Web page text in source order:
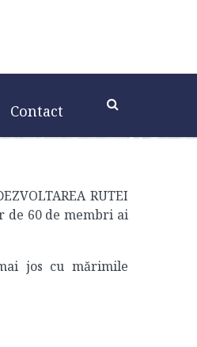
Contact
grup
RUTEI
de 60 de membri ai
jos cu mărimile